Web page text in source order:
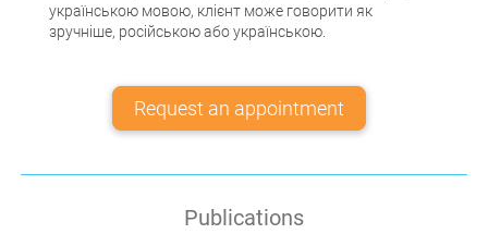
українською мовою, клієнт може говорити як
зручніше, російською або українською.
Request an appointment
Publications